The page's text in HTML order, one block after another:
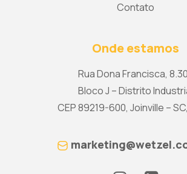
Contato
Onde estamos
Rua Dona Francisca,
Bloco J – Distrito
CEP 89219-600, Joinville –